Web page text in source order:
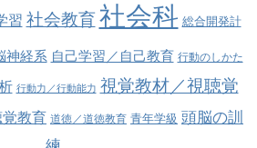
習 社会教育社会科 総合開発計
神経系 自己学習／自己教育 行動のしかた
行動力／行動能力 視覚教材／視聴覚
教育 道徳／道徳教育 青年学級 頭脳の訓